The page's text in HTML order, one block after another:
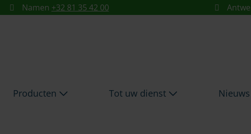
- ARCES
Namen +32 81 35 42 00
Producten Tot uw dienst Nieuws